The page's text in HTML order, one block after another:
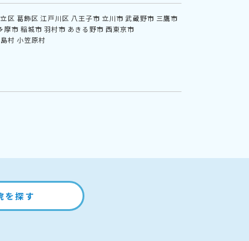
区 葛飾区 江戸川区 八王子市 立川市 武蔵野市 三鷹市
摩市 稲城市 羽村市 あきる野市 西東京市
村 小笠原村
を探す